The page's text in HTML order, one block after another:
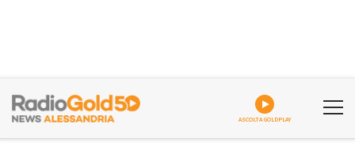
ASCOLTA GOLDPLAY